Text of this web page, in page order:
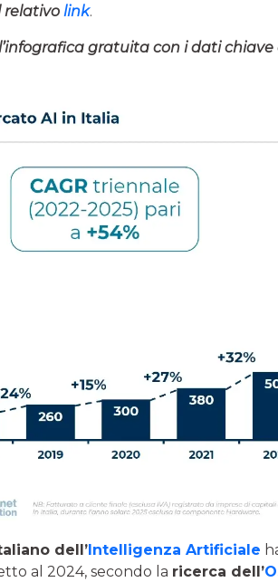
relativo link.
gratuita con i dati
dell’ Intelligenza Artificiale
al 2024, secondo la ricerca dell’